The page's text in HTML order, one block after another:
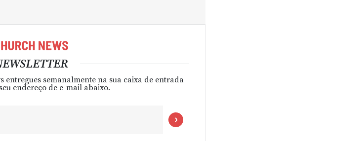
entregues semanalmente na sua caixa de entrada
endereço de e-mail abaixo.